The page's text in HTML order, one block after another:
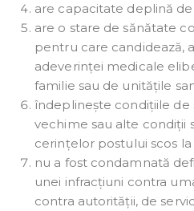
are capacitate deplină
are o stare de sănătate
pentru care candidează,
adeverinței medicale
familie sau de unitățile
îndeplinește condițiile de
vechime sau alte condiții
cerințelor postului scos la
nu a fost condamnată
unei infracțiuni contra
contra autorității, de